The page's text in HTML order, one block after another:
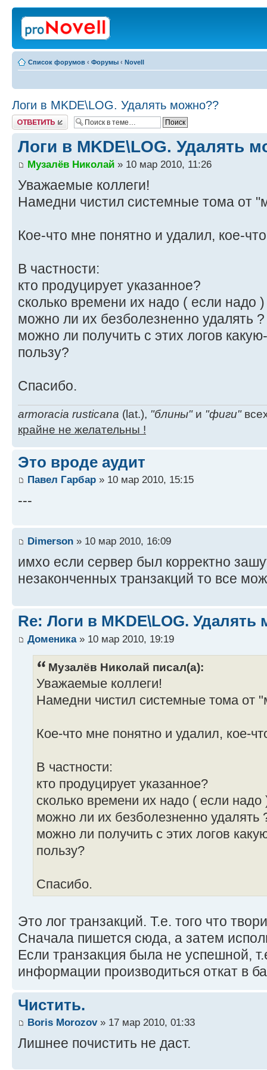
Список форумов ‹ Форумы ‹ Novell
Логи в MKDE\LOG. Удалять можно??
Ответить
Логи в MKDE\LOG. Удалять
Музалёв Николай » 10 мар 2010, 11:26
Уважаемые коллеги!
Намедни чистил системные тома от
Кое-что мне понятно и удалил, кое-
В частности:
кто продуцирует указанное?
сколько времени их надо ( если надо
можно ли их безболезненно удалять ?
можно ли получить с этих логов
пользу?
Спасибо.
armoracia rusticana (lat.), "блины"и "фиги"
крайне не желательны !
Это вроде аудит
Павел Гарбар » 10 мар 2010, 15:15
---
Dimerson » 10 мар 2010, 16:09
имхо если сервер был корректно
незаконченных транзакций то все
Re: Логи в MKDE\LOG. Удалять
Доменика» 10 мар 2010, 19:19
Музалёв Николай писал(а):
Уважаемые коллеги!
Намедни чистил системные тома от
Кое-что мне понятно и удалил, кое-
В частности:
кто продуцирует указанное?
сколько времени их надо ( если надо
можно ли их безболезненно удалять
можно ли получить с этих логов
пользу?
Спасибо.
Это лог транзакций. Т.е. того что
Сначала пишется сюда, а затем
Если транзакция была не успешной,
информации производиться откат в
Чистить.
Boris Morozov» 17 мар 2010, 01:33
Лишнее почистить не даст.